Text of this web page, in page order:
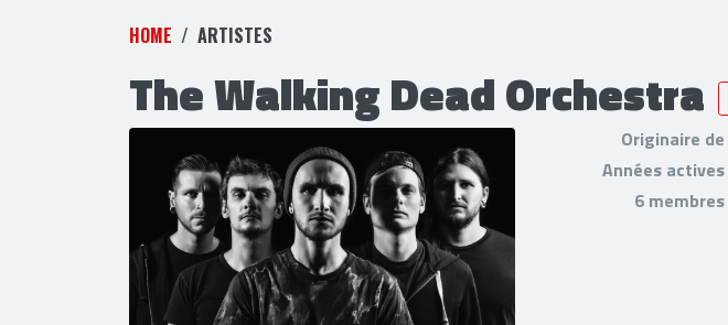
HOME ARTISTES
The Walking Dead Orchestra
Originaire de
Années actives
6 membres